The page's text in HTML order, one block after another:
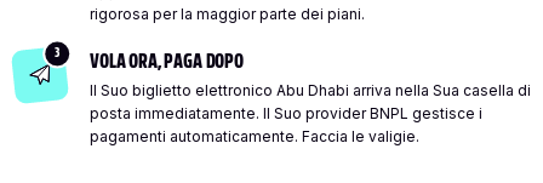
rigorosa per la maggior parte dei piani.
3 VOLA ORA, PAGA DOPO
Il Suo biglietto elettronico Abu Dhabi arriva nella Sua casella di
posta immediatamente. Il Suo provider BNPL gestisce i
pagamenti automaticamente. Faccia le valigie.